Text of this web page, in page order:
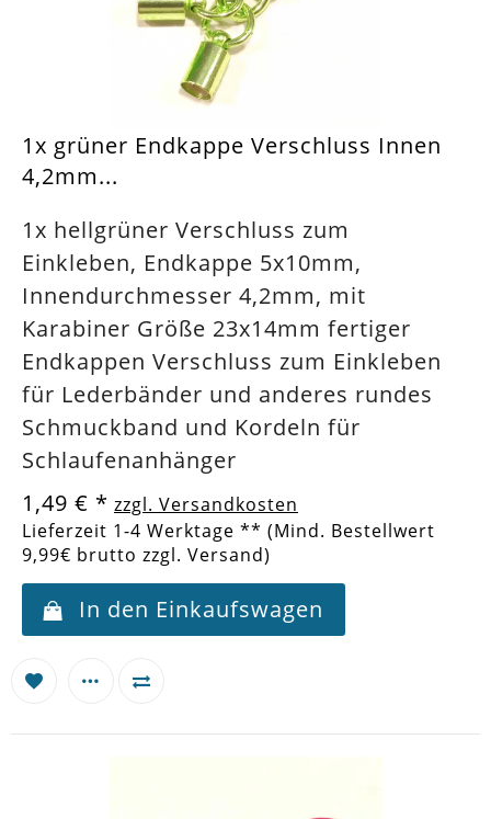
1x grüner Endkappe Verschluss Innen
4,2mm...
1x hellgrüner Verschluss zum
Einkleben, Endkappe 5x10mm,
Innendurchmesser 4,2mm, mit
Karabiner Größe 23x14mm fertiger
Endkappen Verschluss zum Einkleben
für Lederbänder und anderes rundes
Schmuckband und Kordeln für
Schlaufenanhänger
1,49 € * zzgl. Versandkosten
Lieferzeit 1-4 Werktage ** (Mind. Bestellwert
9,99€ brutto zzgl. Versand)
In den Einkaufswagen